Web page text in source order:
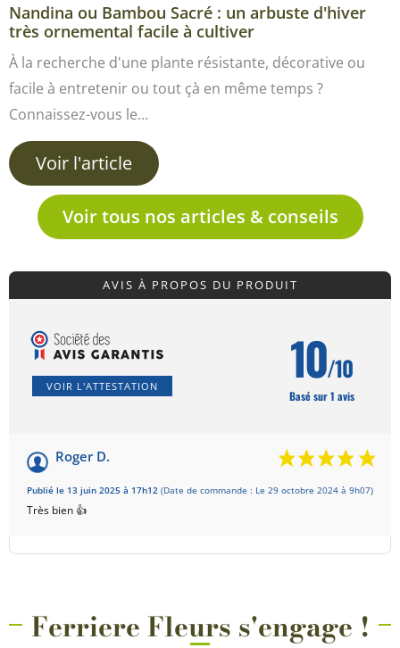
Nandina ou Bambou Sacré : un arbuste d'hiver
très ornemental facile à cultiver
À la recherche d'une plante résistante, décorative ou
facile à entretenir ou tout çà en même temps ?
Connaissez-vous le…
Voir l'article
Voir tous nos articles & conseils
AVIS À PROPOS DU PRODUIT
VOIR L'ATTESTATION 10/10
Basé sur 1 avis
Roger D.
Publié le 13 juin 2025 à 17h12 (Date de commande : Le 29 octobre 2024 à 9h07)
Très bien 👍
Ferriere Fleurs s'engage !